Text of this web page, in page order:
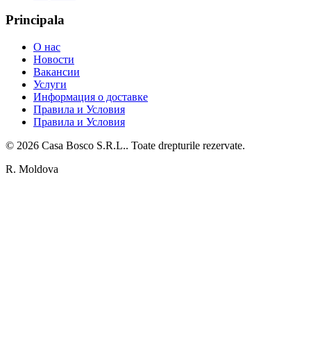
Principala
О нас
Новости
Вакансии
Услуги
Информация о доставке
Правила и Условия
Правила и Условия
© 2026 Casa Bosco S.R.L.. Toate drepturile rezervate.
R. Moldova